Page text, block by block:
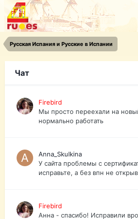
Русская Испания и Русские в Испании
Чат
urist.dokument@gmail.com
Телеграмм @uristpassua
Firebird
Друзья - из России без VPN
Firebird
Мы просто переехали на
нормально работать
Anna_Skulkina
У сайта проблемы с
исправьте, а без впн не
Firebird
Анна - спасибо! Исправили